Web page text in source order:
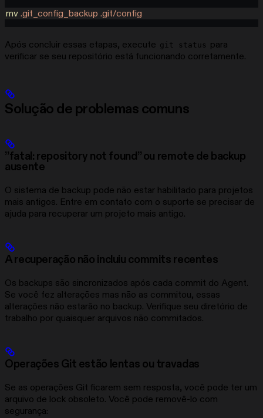
mv .git_config_backup .git/config
Após concluir essas etapas, execute git status para
verificar se seu repositório está funcionando corretamente.
Solução de problemas comuns
”fatal: repository not found” ou remote de backup
ausente
O sistema de backup pode não estar habilitado para projetos
mais antigos. Entre em contato com o suporte se precisar de
ajuda para recuperar um projeto mais antigo.
A recuperação não incluiu commits recentes
Os backups são sincronizados após cada commit do Agent.
Se você fez alterações mas não as commitou, essas
alterações não estarão no backup. Verifique seu diretório de
trabalho por quaisquer arquivos não commitados.
Operações Git estão lentas ou travadas
Se as operações Git ficarem sem resposta, você pode ter um
arquivo de lock obsoleto. Você pode removê-lo com
segurança: